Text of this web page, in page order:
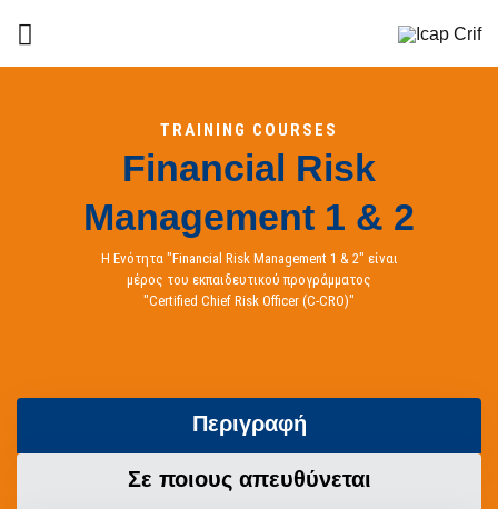
TRAINING COURSES
Financial Risk
Management 1 & 2
Η Ενότητα "Financial Risk Management 1 & 2" είναι
μέρος του εκπαιδευτικού προγράμματος
"Certified Chief Risk Officer (C-CRO)"
Περιγραφή
Σε ποιους απευθύνεται